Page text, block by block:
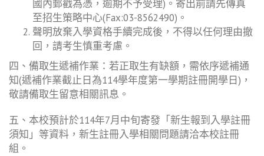
國內郵戳為憑，逾期不予受理)。寄出前請先傳真
至招生策略中心(Fax:03-8562490)。
聲明放棄入學資格手續完成後，不得以任何理由撤
回，請考生慎重考慮。
四、備取生遞補作業：若正取生有缺額，需依序遞補通
知(遞補作業截止日為114學年度第一學期註冊開學日)，
敬請備取生留意相關訊息。
五、本校預計於114年7月中旬寄發「新生報到入學註冊
須知」等資料，新生註冊入學相關問題請洽本校註冊
組。